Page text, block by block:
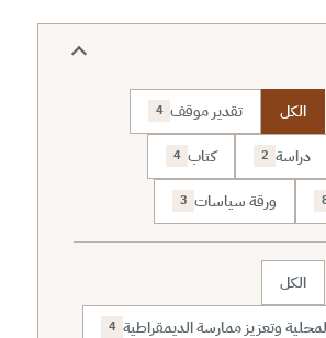
الكل تقدير موقف 4
دراسة 2 كتاب 4
ورقة سياسات 3
الكل
وتعزيز ممارسة الديمقراطية 4